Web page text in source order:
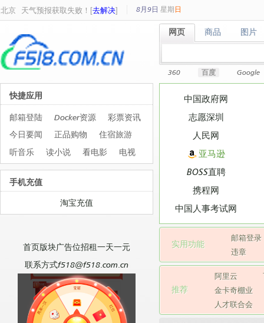
北京 天气预报获取失败！[去解决] 8月9日 星期 日
网页
网页 商品
商品 图片
图片
360 百度 Google
中国政府网
志愿深圳
人民网
亚马逊
BOSS直聘
携程网
中国人事考试网
实用功能
邮箱登录
违章
推荐
阿里云
金卡奇棚业
人才联合会
快捷应用
邮箱登陆 Docker资源
彩票资讯
今日要闻
正品购物
住宿旅游
听音乐
读小说 看电影 电视
手机充值
淘宝充值
首页版块广告位招租一天一元
联系方式f518@f518.com.cn